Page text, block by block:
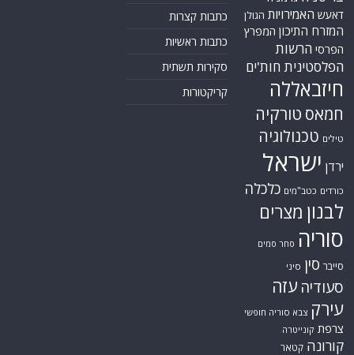
דאעש האמירויות הגולן
המזרח התיכון המפרץ
הפרסי הרשות
הפלסטינית חות'ים
חיזבאללה
חמאס טורקיה
טילים טכנולוגיה
ירדן ישראל
כורדים כטב"מים כלכלה
לבנון מצרים
סוריה סחר סמים
סייבר סין סיני
סעודיה עזה
עירק צבא סוריה חופשי
צרפת קונייטרה
קורונה קטאר
כתבות קצרות
כתבות ראשיות
סקירות תשתית
קריקטורות